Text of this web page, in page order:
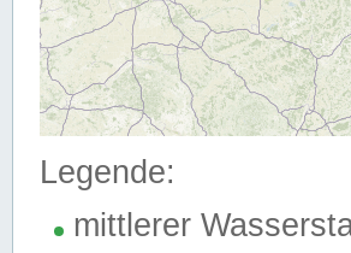
Legende:
mittlerer